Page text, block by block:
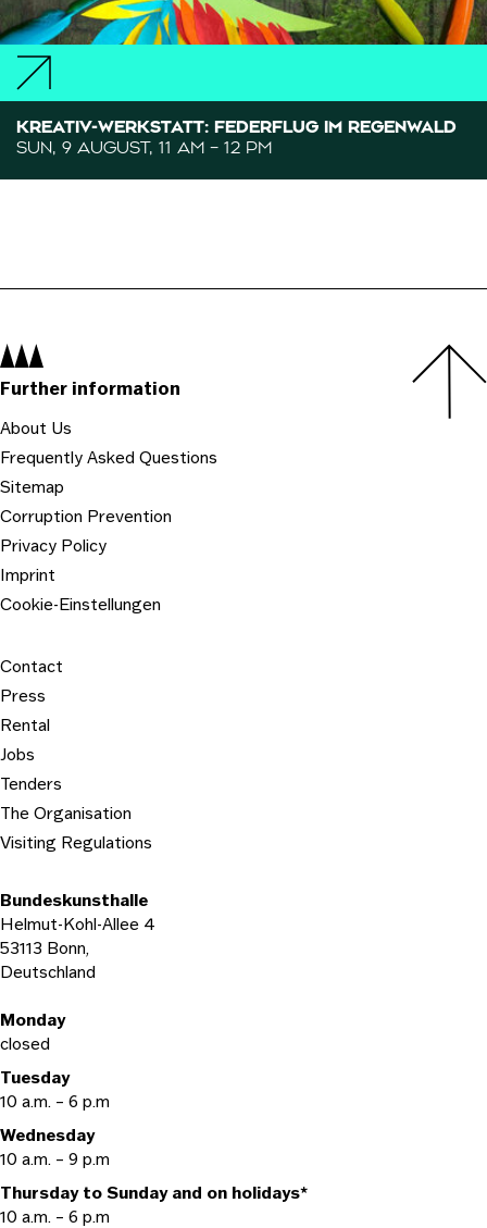
KREATIV-WERKSTATT: FEDERFLUG IM REGENWALD
SUN, 9 AUGUST, 11 AM – 12 PM
Navigation:
Further information
About Us
Frequently Asked Questions
Sitemap
Corruption Prevention
Privacy Policy
Imprint
Cookie-Einstellungen
Contact
Press
Rental
Jobs
Tenders
The Organisation
Visiting Regulations
Bundeskunsthalle
Helmut-Kohl-Allee 4
53113 Bonn,
Deutschland
Opening hours
Monday
closed
Tuesday
10 a.m. – 6 p.m
Wednesday
10 a.m. – 9 p.m
Thursday to Sunday and on holidays*
10 a.m. – 6 p.m